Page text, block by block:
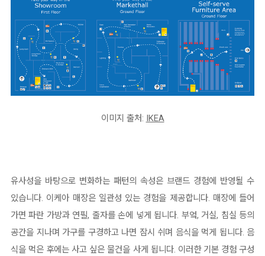
이미지 출처: IKEA
유사성을 바탕으로 변화하는 패턴의 속성은 브랜드 경험에 반영될 수
있습니다. 이케아 매장은 일관성 있는 경험을 제공합니다. 매장에 들어
가면 파란 가방과 연필, 줄자를 손에 넣게 됩니다. 부엌, 거실, 침실 등의
공간을 지나며 가구를 구경하고 나면 잠시 쉬며 음식을 먹게 됩니다. 음
식을 먹은 후에는 사고 싶은 물건을 사게 됩니다. 이러한 기본 경험 구성